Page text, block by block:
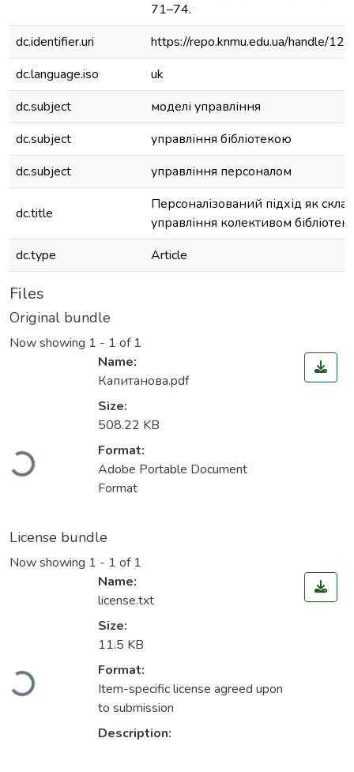
71–74.
dc.identifier.uri
https://repo.knmu.edu.ua/handle/
dc.language.iso
uk
dc.subject
моделі управління
dc.subject
управління бібліотекою
dc.subject
управління персоналом
dc.title
Персоналізований підхід як
управління колективом
dc.type
Article
Files
Original bundle
Now showing 1 - 1 of 1
Loading...
Name:
Капитанова.pdf
Size:
508.22 KB
Format:
Adobe Portable Document
Format
License bundle
Now showing 1 - 1 of 1
Loading...
Name:
license.txt
Size:
11.5 KB
Format:
Item-specific license agreed upon
to submission
Description: